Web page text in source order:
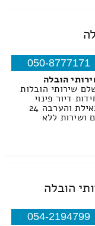
050-8777171
הובלה
שירותי הובלות
דיור פינוי
מחסנים ועוד שירות באילת והערבה 24
ושירות ללא
054-2194799